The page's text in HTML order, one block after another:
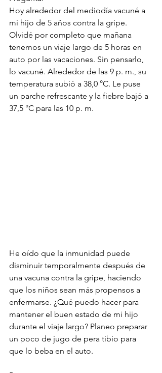
Hoy alrededor del mediodía vacuné a
mi hijo de 5 años contra la gripe.
Olvidé por completo que mañana
tenemos un viaje largo de 5 horas en
auto por las vacaciones. Sin pensarlo,
lo vacuné. Alrededor de las 9 p. m., su
temperatura subió a 38,0 °C. Le puse
un parche refrescante y la fiebre bajó a
37,5 °C para las 10 p. m.
He oído que la inmunidad puede
disminuir temporalmente después de
una vacuna contra la gripe, haciendo
que los niños sean más propensos a
enfermarse. ¿Qué puedo hacer para
mantener el buen estado de mi hijo
durante el viaje largo? Planeo preparar
un poco de jugo de pera tibio para
que lo beba en el auto.